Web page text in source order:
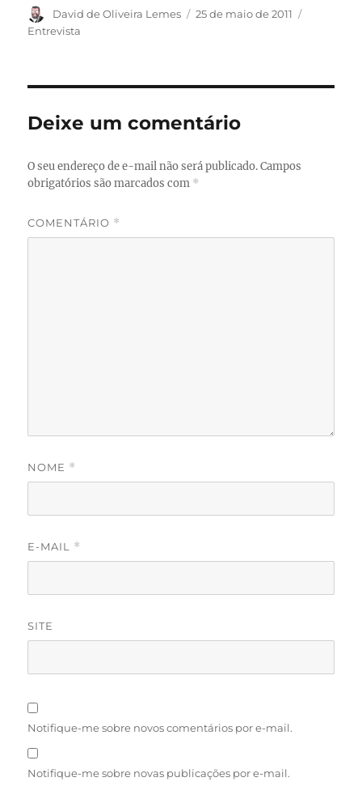
Autor
David de Oliveira Lemes
Publicado
25 de maio de 2011
Entrevista
Deixe um comentário
O seu endereço de e-mail não será publicado. Campos
obrigatórios são marcados com *
COMENTÁRIO *
NOME *
E-MAIL *
SITE
Notifique-me sobre novos comentários por e-mail.
Notifique-me sobre novas publicações por e-mail.